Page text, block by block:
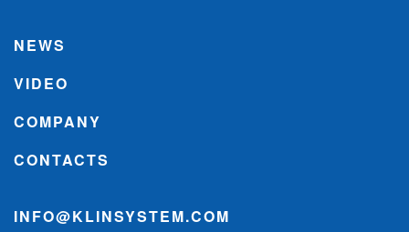
NEWS
VIDEO
COMPANY
CONTACTS
INFO@KLINSYSTEM.COM